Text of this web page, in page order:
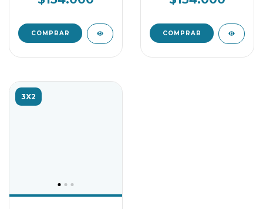
COMPRAR COMPRAR
3X2